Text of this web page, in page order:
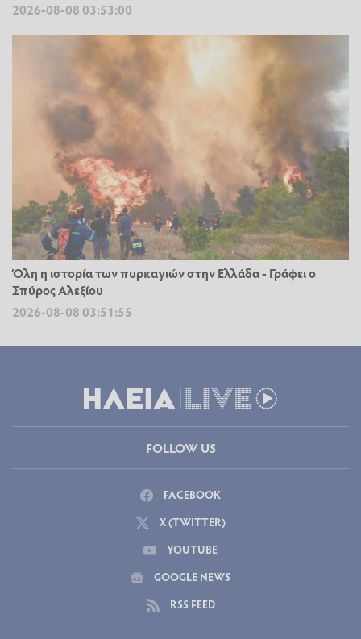
2026-08-08 03:53:00
Όλη η ιστορία των πυρκαγιών στην Ελλάδα - Γράφει ο
Σπύρος Αλεξίου
2026-08-08 03:51:55
FOLLOW US
FACEBOOK
X (TWITTER)
YOUTUBE
GOOGLE NEWS
RSS FEED